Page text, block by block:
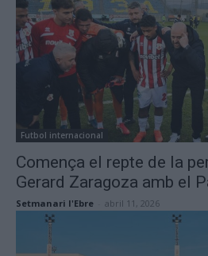
Futbol internacional
Comença el repte de la
Gerard Zaragoza amb el
Setmanari l'Ebre abril 11, 2026